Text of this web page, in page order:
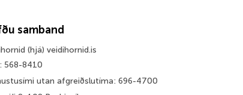
samband
(hjá) veidihornid.is
568-8410
utan afgreiðslutíma: 696-4700